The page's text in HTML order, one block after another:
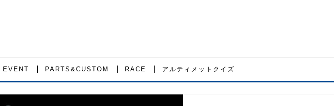
EVENT PARTS&CUSTOM RACE アルティメットクイズ